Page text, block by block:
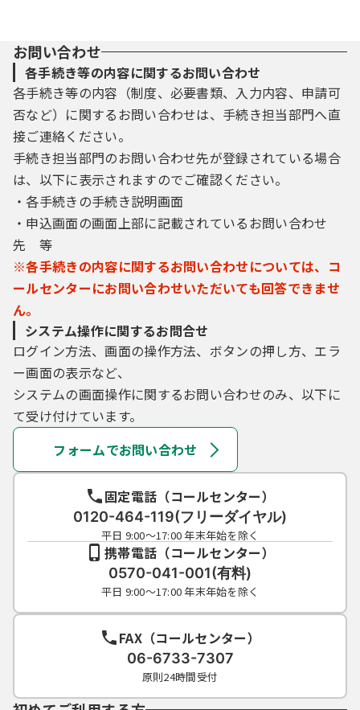
お問い合わせ
各手続き等の内容に関するお問い合わせ
各手続き等の内容（制度、必要書類、入力内容、申請可
否など）に関するお問い合わせは、手続き担当部門へ直
接ご連絡ください。
手続き担当部門のお問い合わせ先が登録されている場合
は、以下に表示されますのでご確認ください。
・各手続きの手続き説明画面
・申込画面の画面上部に記載されているお問い合わせ
先 等
※各手続きの内容に関するお問い合わせについては、コ
ールセンターにお問い合わせいただいても回答できませ
ん。
システム操作に関するお問合せ
ログイン方法、画面の操作方法、ボタンの押し方、エラ
ー画面の表示など、
システムの画面操作に関するお問い合わせのみ、以下に
て受け付けています。
フォームでお問い合わせ
固定電話（コールセンター）
0120-464-119(フリーダイヤル)
平日 9:00～17:00 年末年始を除く
携帯電話（コールセンター）
0570-041-001(有料)
平日 9:00～17:00 年末年始を除く
FAX（コールセンター）
06-6733-7307
原則24時間受付